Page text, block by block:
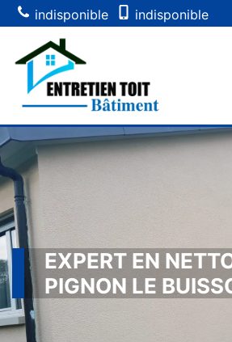
indisponible indisponible
EXPERT EN
PIGNON LE